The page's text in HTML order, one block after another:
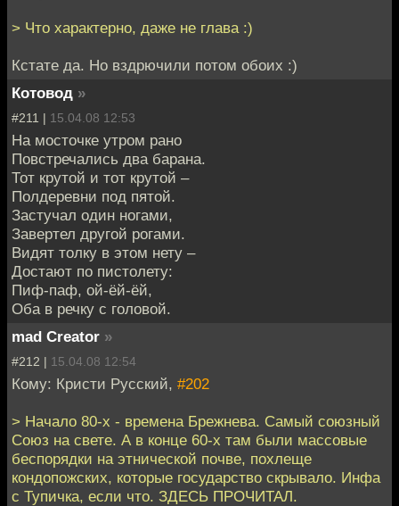
> Что характерно, даже не глава :)
Кстате да. Но вздрючили потом обоих :)
Котовод »
#211 | 15.04.08 12:53
На мосточке утром рано
Повстречались два барана.
Тот крутой и тот крутой –
Полдеревни под пятой.
Застучал один ногами,
Завертел другой рогами.
Видят толку в этом нету –
Достают по пистолету:
Пиф-паф, ой-ёй-ёй,
Оба в речку с головой.
mad Creator »
#212 | 15.04.08 12:54
Кому: Кристи Русский, #202
> Начало 80-х - времена Брежнева. Самый союзный
Союз на свете. А в конце 60-х там были массовые
беспорядки на этнической почве, похлеще
кондопожских, которые государство скрывало. Инфа
с Тупичка, если что. ЗДЕСЬ ПРОЧИТАЛ.